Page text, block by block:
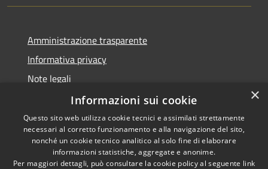
Amministrazione trasparente
Informativa privacy
Note legali
Dichiarazione di accessibilità
RSS
Copyright © 2026 • Comune di
×
Informazioni sui cookie
Questo sito web utilizza cookie tecnici e assimilati strettamente
necessari al corretto funzionamento e alla navigazione del sito,
nonché un cookie tecnico analitico al solo fine di elaborare
informazioni statistiche, aggregate e anonime.
Per maggiori dettagli, può consultare la cookie policy al seguente link